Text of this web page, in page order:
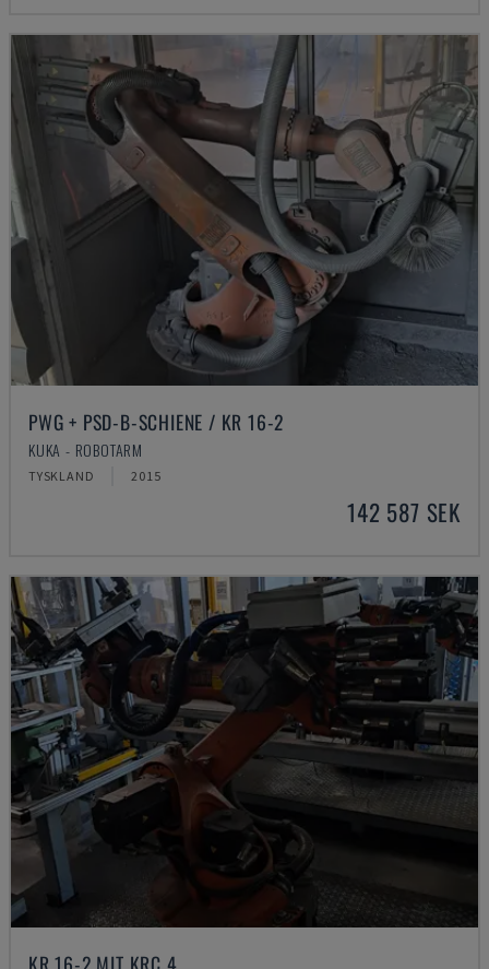
PWG + PSD-B-SCHIENE / KR 16-2
KUKA - ROBOTARM
TYSKLAND 2015
142 587 SEK